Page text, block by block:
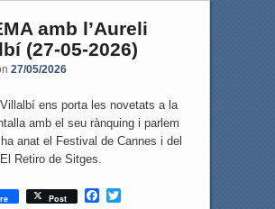
amb l’Aureli
(27-05-2026)
27/05/2026
Villalbí ens porta les novetats a la
amb el seu rànquing i parlem
anat el Festival de Cannes i del
Retiro de Sitges.
Post
F
T